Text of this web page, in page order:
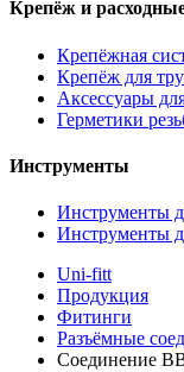
Крепёж и
Крепёжная
Крепёж для
Аксессуары
Герметики
Инструменты
Инструменты
Инструменты
Uni-fitt
Продукция
Фитинги
Разъёмные
Соединение